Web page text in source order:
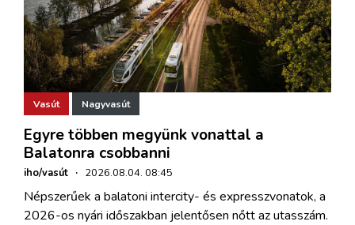
Vasút Nagyvasút
Egyre többen megyünk vonattal a
Balatonra csobbanni
iho/vasút · 2026.08.04. 08:45
Népszerűek a balatoni intercity- és expresszvonatok, a
2026-os nyári időszakban jelentősen nőtt az utasszám.